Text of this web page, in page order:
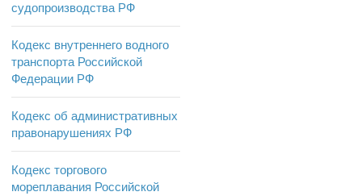
судопроизводства РФ
Кодекс внутреннего водного
транспорта Российской
Федерации РФ
Кодекс об административных
правонарушениях РФ
Кодекс торгового
мореплавания Российской